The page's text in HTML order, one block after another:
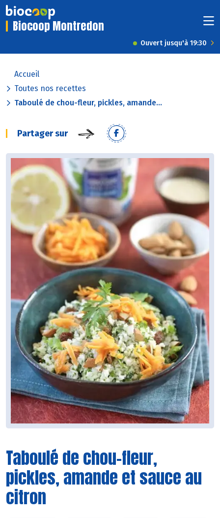
Biocoop Montredon
Ouvert jusqu'à 19:30
Accueil
Toutes nos recettes
Taboulé de chou-fleur, pickles, amande...
Partager sur
Taboulé de chou-fleur,
pickles, amande et sauce au
citron